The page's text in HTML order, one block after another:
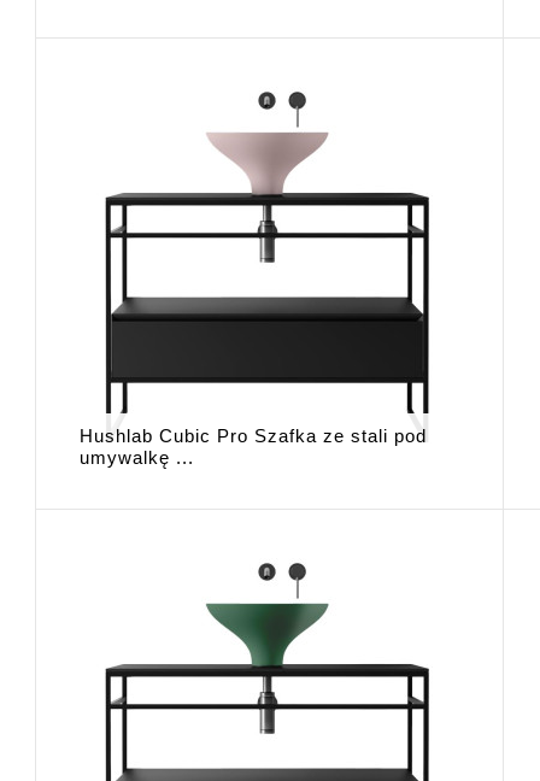
Hushlab Cubic Pro Szafka ze stali pod
umywalkę ...